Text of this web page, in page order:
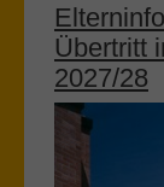
Übertritt
2027/28